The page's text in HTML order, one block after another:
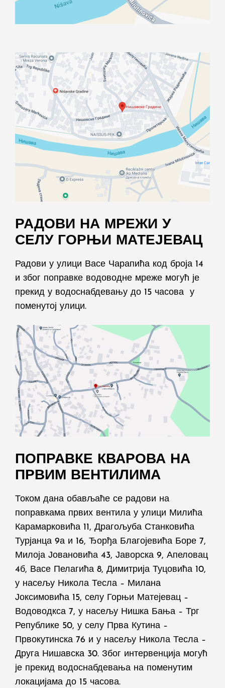
РАДОВИ НА МРЕЖИ У
СЕЛУ ГОРЊИ МАТЕЈЕВАЦ
Радови у улици Васе Чарапића код броја 14
и због поправке водоводне мреже могућ је
прекид у водоснабдевању до 15 часова у
поменутој улици.
ПОПРАВКЕ КВАРОВА НА
ПРВИМ ВЕНТИЛИМА
Током дана обављаће се радови на
поправкама првих вентила у улици Милића
Карамарковића 11, Драгољуба Станковића
Турјанца 9а и 16, Ђорђа Благојевића Боре 7,
Милоја Јовановића 43, Јаворска 9, Апеловац
4б, Васе Пелагића 8, Димитрија Туцовића 10,
у насељу Никола Тесла – Милана
Јоксимовића 15, селу Горњи Матејевац –
Водоводкса 7, у насељу Нишка Бања – Трг
Републике 50, у селу Прва Кутина –
Првокутинска 76 и у насељу Никола Тесла –
Друга Нишавска 30. Због интервенција могућ
је прекид водоснабдевања на поменутим
локацијама до 15 часова.